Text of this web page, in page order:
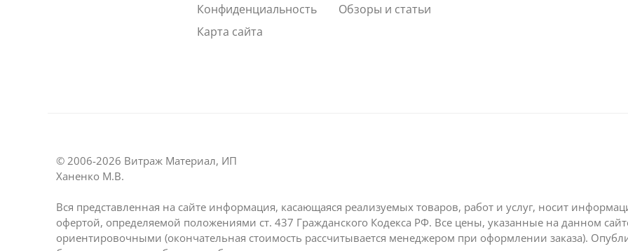
Конфиденциальность
Карта сайта
Обзоры и статьи
© 2006-2026 Витраж Материал, ИП
Ханенко М.В.
Вся представленная на сайте информация, касающаяся реализуемых товаров, работ и услуг, носит
офертой, определяемой положениями ст. 437 Гражданского Кодекса РФ. Все цены, указанные на данном
ориентировочными (окончательная стоимость рассчитывается менеджером при оформлении заказа).